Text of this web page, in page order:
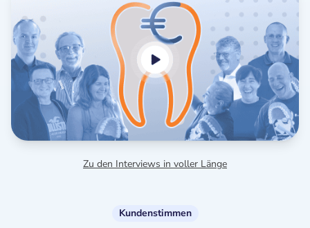
Zu den Interviews in voller Länge
Kundenstimmen